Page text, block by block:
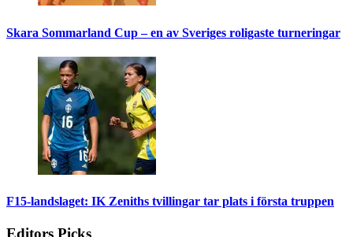
Skara Sommarland Cup – en av Sveriges roligaste turneringar
F15-landslaget: IK Zeniths tvillingar tar plats i första truppen